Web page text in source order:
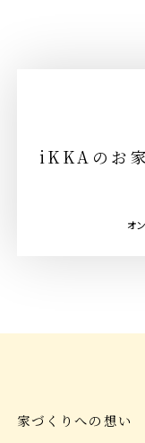
iKKAのお
オ
家づくりへの想い